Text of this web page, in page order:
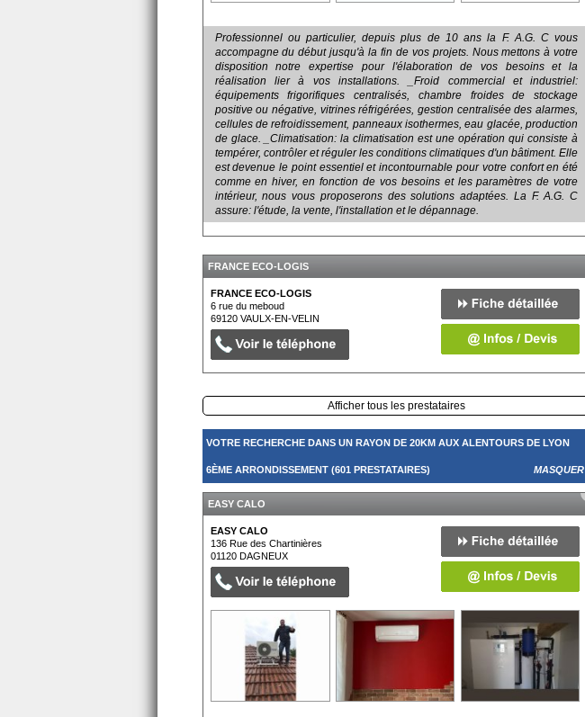
Professionnel ou particulier, depuis plus de 10 ans la F. A.G. C vous
accompagne du début jusqu'à la fin de vos projets. Nous mettons à votre
disposition notre expertise pour l'élaboration de vos besoins et la
réalisation lier à vos installations. _Froid commercial et industriel:
équipements frigorifiques centralisés, chambre froides de stockage
positive ou négative, vitrines réfrigérées, gestion centralisée des alarmes,
cellules de refroidissement, panneaux isothermes, eau glacée, production
de glace. _Climatisation: la climatisation est une opération qui consiste à
tempérer, contrôler et réguler les conditions climatiques d'un bâtiment. Elle
est devenue le point essentiel et incontournable pour votre confort en été
comme en hiver, en fonction de vos besoins et les paramètres de votre
intérieur, nous vous proposerons des solutions adaptées. La F. A.G. C
assure: l'étude, la vente, l'installation et le dépannage.
FRANCE ECO-LOGIS
FRANCE ECO-LOGIS
6 rue du meboud
69120VAULX-EN-VELIN
Afficher tous les prestataires
VOTRE RECHERCHE DANS UN RAYON DE 20KM AUX ALENTOURS DE LYON
6ÈME ARRONDISSEMENT (601 PRESTATAIRES) MASQUER
EASY CALO
EASY CALO
136 Rue des Chartinières
01120DAGNEUX